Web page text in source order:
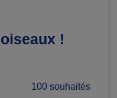
!
100 souhaités